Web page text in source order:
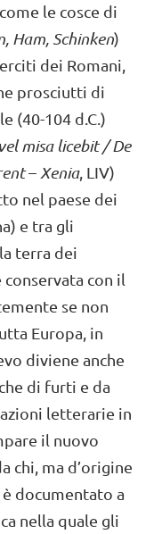
le cosce di
Ham, Schinken)
dei Romani,
prosciutti di
(40-104 d.C.)
misa licebit / De
– Xenia, LIV)
nel paese dei
e tra gli
terra dei
conservata con il
se non
Europa, in
diviene anche
di furti e da
letterarie in
il nuovo
chi, ma d’origine
documentato a
nella quale gli